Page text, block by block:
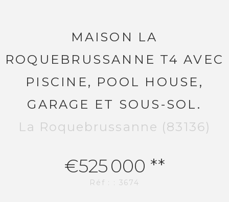
MAISON LA
ROQUEBRUSSANNE T4 AVEC
PISCINE, POOL HOUSE,
GARAGE ET SOUS-SOL.
La Roquebrussanne (83136)
€525 000 **
Réf : : 3674